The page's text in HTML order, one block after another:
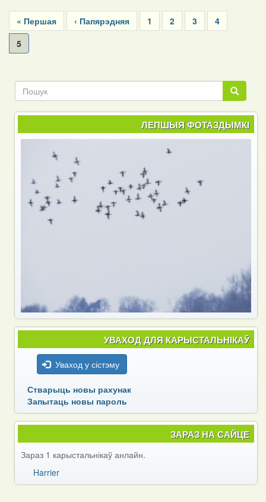
Pagination
First
page
« Першая
Previous
page
‹ Папярэдняя Page
1 Page
2 Page
3 Page
4
Current
page
5
Пошук
Пошук
ЛЕПШЫЯ ФОТАЗДЫМКІ
УВАХОД ДЛЯ КАРЫСТАЛЬНІКАЎ
Уваход у сістэму
Стварыць новы рахунак
Запытаць новы пароль
ЗАРАЗ НА САЙЦЕ
Зараз 1 карыстальнікаў анлайн.
Harrier